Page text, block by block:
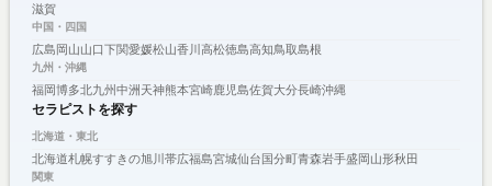
滋賀
中国・四国
広島 岡山山口下関愛媛松山香川 高松徳島高知鳥取島根
九州・沖縄
福岡博多北九州中洲 天神熊本宮崎鹿児島佐賀大分長崎沖縄
セラピストを探す
北海道・東北
北海道札幌すすきの旭川 帯広福島宮城仙台 国分町青森岩手盛岡山形秋田
関東